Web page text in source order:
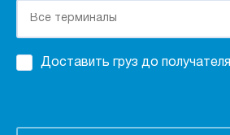
Доставить груз до получателя